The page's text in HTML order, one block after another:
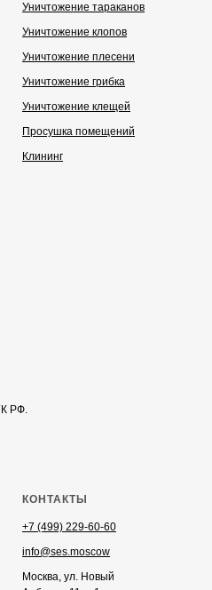
РФ.
Уничтожение тараканов
Уничтожение клопов
Уничтожение плесени
Уничтожение грибка
Уничтожение клещей
Просушка помещений
Клининг
КОНТАКТЫ
+7 (499) 229-60-60
info@ses.moscow
Москва, ул. Новый